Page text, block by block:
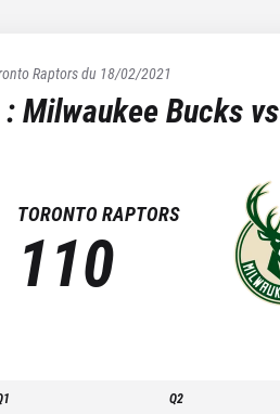
Raptorsdu 18/02/2021
:Milwaukee Bucks vs
TORONTO RAPTORS
110
Q2